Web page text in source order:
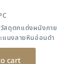
วัสดุตกแต่งผนังภา
แนงลายหินอ่อนดำ
cart